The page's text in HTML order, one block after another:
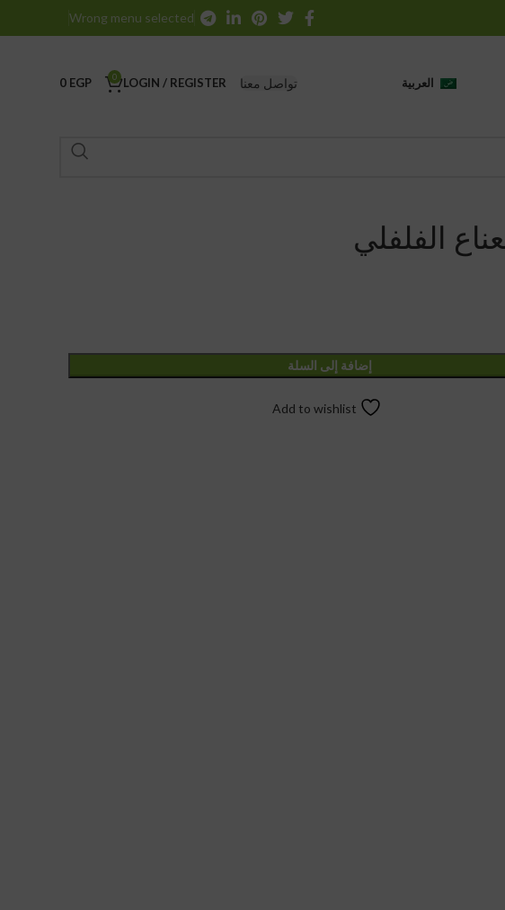
Wrong menu selected
العربية تواصل معنا LOGIN / REGISTER
0
0 EGP
الفلفلي
إضافة إلى السلة
Add to wishlist